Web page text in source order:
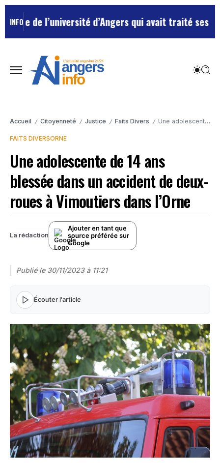
INFO
de l’université d’Angers qui avait traité ses chefs
Accueil / Citoyenneté / Justice / Faits Divers / Une adolescente de 14 ans blessée dans un accident de deux-roues à Vimoutiers dans l’Orne
FAITS DIVERSORNE
Une adolescente de 14 ans
blessée dans un accident de deux-
roues à Vimoutiers dans l’Orne
La rédaction
Ajouter en tant que
source préférée sur
Google
Publié le 30/11/2023 à 11:21
Écouter l'article